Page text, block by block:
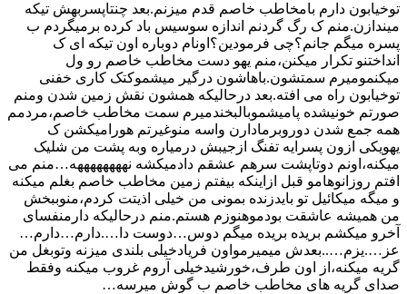
توخیابون دارم بامخاطب خاصم قدم میزنم.بعد چنتاپسربهش تیکه
میندازن.منم ک رگ گردنم اندازه سوسیس باد کرده برمیگردم ب
پسره میگم جانم؟چی فرمودین؟اونام دوباره اون تیکه ای ک
انداختنو تکرار میکنن،منم یهو دست مخاطب خاصم رو ول
میکنمومیرم سمتشون.باهاشون درگیر میشموکتک کاری خفنی
توخیابون راه می افته.بعد درحالیکه همشون نقش زمین شدن ومنم
صورتم خونیشده پامیشموبالبخندمیرم سمت مخاطب خاصم،مردمم
همه جمع شدن دوروبرمادارن واسه منوغیرتم هورامیکشن ک
یهویکی ازون پسرایه تفنگ ازجیبش درمیاره وبه پشت من شلیک
میکنه،اونم دوتاپشت سرهم عشقم دادمیکشه نههههههههه…منم می
افتم روزانوهامو قبل ازاینکه بیفتم زمین مخاطب خاصم بغلم میکنه
و میگه میکائیل تو بایدزنده بمونی من خیلی اذیتت کردم،منوببخش
من همیشه عاشقت بودموهنوزم هستم.منم درحالیکه دارمنفسای
آخرو میکشم بریده بریده میگم دوس…دوست دا….دارم…دارم…
عز….یزم…..بعدش میمیرمواون فریادخیلی بلندی میزنه وتوبغل من
گریه میکنه،از اون طرف،خورشیدخیلی آروم غروب میکنه وفقط
صدای گریه های مخاطب خاصم ب گوش میرسه…